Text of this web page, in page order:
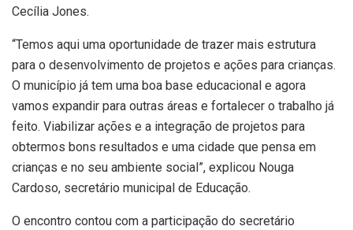
Cecília Jones.
“Temos aqui uma oportunidade de trazer mais estrutura
para o desenvolvimento de projetos e ações para crianças.
O município já tem uma boa base educacional e agora
vamos expandir para outras áreas e fortalecer o trabalho já
feito. Viabilizar ações e a integração de projetos para
obtermos bons resultados e uma cidade que pensa em
crianças e no seu ambiente social”, explicou Nouga
Cardoso, secretário municipal de Educação.
O encontro contou com a participação do secretário